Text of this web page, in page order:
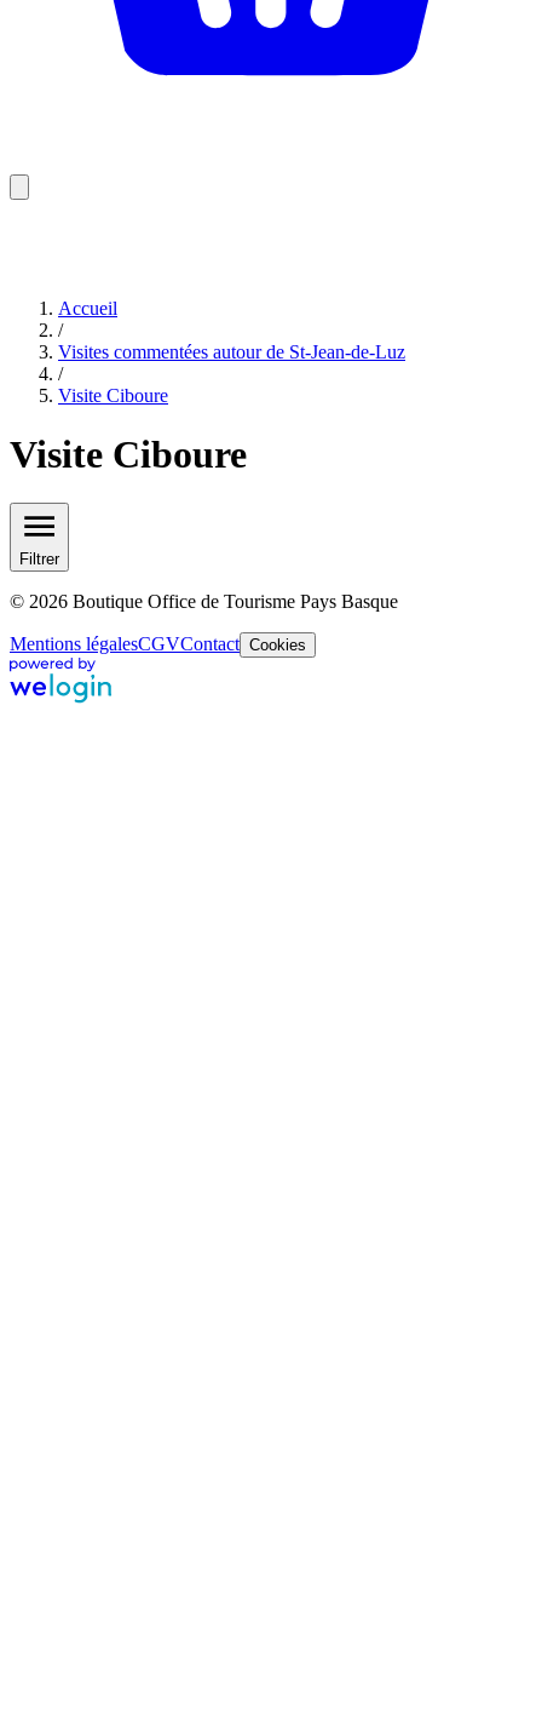
Accueil
/
Visites commentées autour de St-Jean-de-Luz
/
Visite Ciboure
Visite Ciboure
Filtrer
© 2026 Boutique Office de Tourisme Pays Basque
Mentions légalesCGVContact Cookies